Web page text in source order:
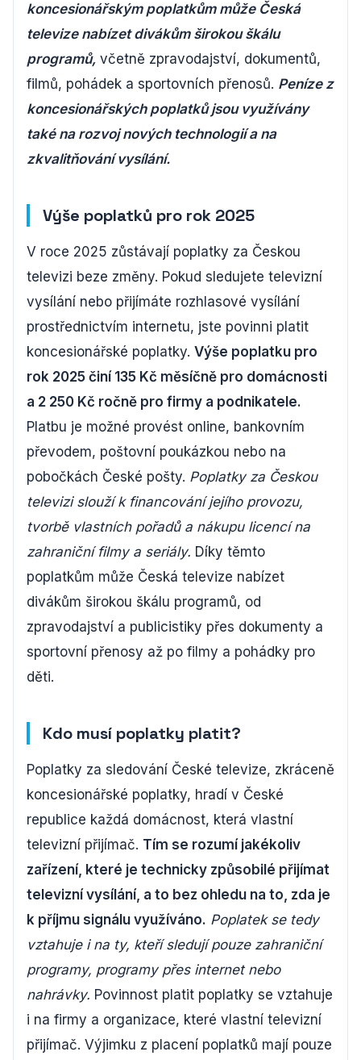
koncesionářským poplatkům může Česká
televize nabízet divákům širokou škálu
programů, včetně zpravodajství, dokumentů,
filmů, pohádek a sportovních přenosů. Peníze z
koncesionářských poplatků jsou využívány
také na rozvoj nových technologií a na
zkvalitňování vysílání.
Výše poplatků pro rok 2025
V roce 2025 zůstávají poplatky za Českou
televizi beze změny. Pokud sledujete televizní
vysílání nebo přijímáte rozhlasové vysílání
prostřednictvím internetu, jste povinni platit
koncesionářské poplatky. Výše poplatku pro
rok 2025 činí 135 Kč měsíčně pro domácnosti
a 2 250 Kč ročně pro firmy a podnikatele.
Platbu je možné provést online, bankovním
převodem, poštovní poukázkou nebo na
pobočkách České pošty. Poplatky za Českou
televizi slouží k financování jejího provozu,
tvorbě vlastních pořadů a nákupu licencí na
zahraniční filmy a seriály. Díky těmto
poplatkům může Česká televize nabízet
divákům širokou škálu programů, od
zpravodajství a publicistiky přes dokumenty a
sportovní přenosy až po filmy a pohádky pro
děti.
Kdo musí poplatky platit?
Poplatky za sledování České televize, zkráceně
koncesionářské poplatky, hradí v České
republice každá domácnost, která vlastní
televizní přijímač. Tím se rozumí jakékoliv
zařízení, které je technicky způsobilé přijímat
televizní vysílání, a to bez ohledu na to, zda je
k příjmu signálu využíváno. Poplatek se tedy
vztahuje i na ty, kteří sledují pouze zahraniční
programy, programy přes internet nebo
nahrávky. Povinnost platit poplatky se vztahuje
i na firmy a organizace, které vlastní televizní
přijímač. Výjimku z placení poplatků mají pouze